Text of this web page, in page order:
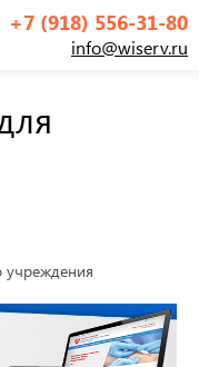
+7 (918) 556-31-80
info@wiserv.ru
учреждения